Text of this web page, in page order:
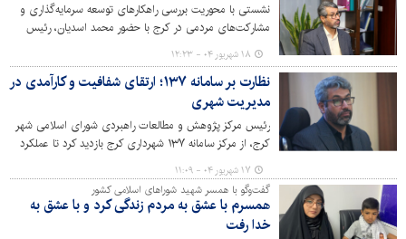
نشستی با محوریت بررسی راهکارهای توسعه سرمایه‌گذاری و
مشارکت‌های مردمی در کرج با حضور محمد اسدیان، رئیس
کمیسیون سرمایه‌گذاری و مشارکت‌های مردمی شورای اسلامی
شهر کرج، و رئیس و معاونین سازمان سرمایه‌گذاری شهرداری
برگزار شد. این جلسه با هدف افزایش فرصت‌های
سرمایه‌گذاری، شفاف‌سازی فرایندها و ارتقای اعتماد بخش
خصوصی به پروژه‌های شهری تشکیل شد.
۱۸ شهریور ۰۴ - ۱۲:۲۳
نظارت بر سامانه ۱۳۷؛ ارتقای شفافیت و کارآمدی در
مدیریت شهری
رئیس مرکز پژوهش و مطالعات راهبردی شورای اسلامی شهر
کرج، از مرکز سامانه ۱۳۷ شهرداری کرج بازدید کرد تا عملکرد
این سامانه در رسیدگی به درخواست‌های شهروندان را بررسی و
راهکارهای بهبود خدمات شهری را ارزیابی کند.
۱۷ شهریور ۰۴ - ۱۱:۰۹
گفت‌وگو با همسر شهید شوراهای اسلامی کشور
همسرم با عشق به مردم زندگی کرد و با عشق به
خدا رفت